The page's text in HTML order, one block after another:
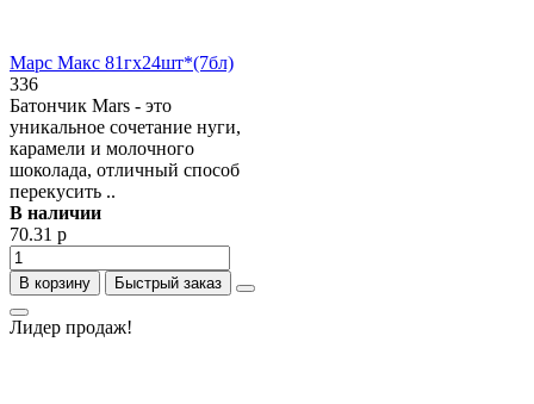
Марс Макс 81гх24шт*(7бл)
336
Батончик Mars - это
уникальное сочетание нуги,
карамели и молочного
шоколада, отличный способ
перекусить ..
В наличии
70.31 р
В корзину Быстрый заказ
Лидер продаж!